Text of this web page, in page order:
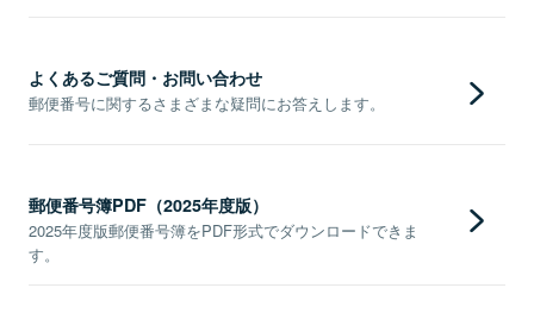
よくあるご質問・お問い合わせ
郵便番号に関するさまざまな疑問にお答えします。
郵便番号簿PDF（2025年度版）
2025年度版郵便番号簿をPDF形式でダウンロードできま
す。